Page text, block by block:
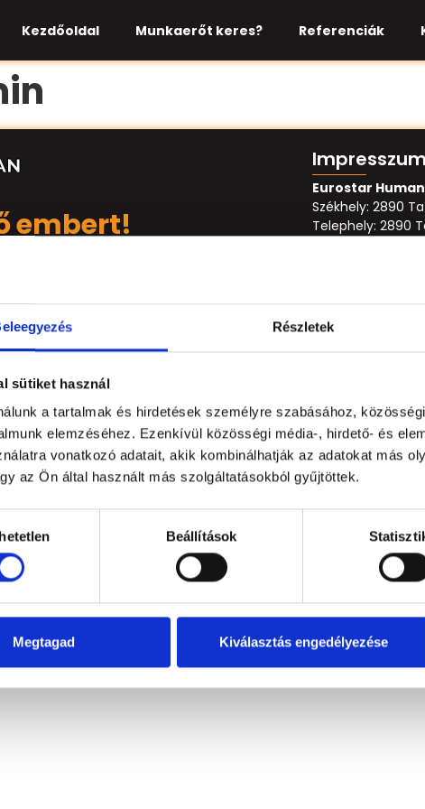
Részletek
sütiket használ
a tartalmak és hirdetések személyre szabásához,
elemzéséhez. Ezenkívül közösségi média-, hirdető- és
vonatkozó adatait, akik kombinálhatják az adatokat más
az Ön által használt más szolgáltatásokból gyűjtöttek.
Beállítások
Megtagad Kiválasztás engedélyezése
Kezdőoldal Munkaerőt keres? Referenciák
embert!
Impresszum
Eurostar
Székhely: 2890
Telephely: 2890